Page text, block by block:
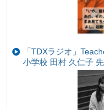
「TDXラジオ」
小学校 田村 久仁子